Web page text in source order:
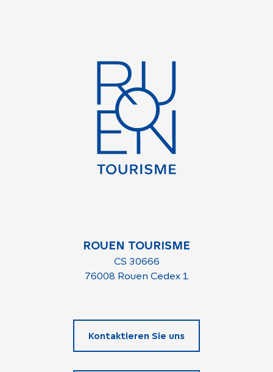
ROUEN TOURISME
CS 30666
76008 Rouen Cedex 1
Kontaktieren Sie uns